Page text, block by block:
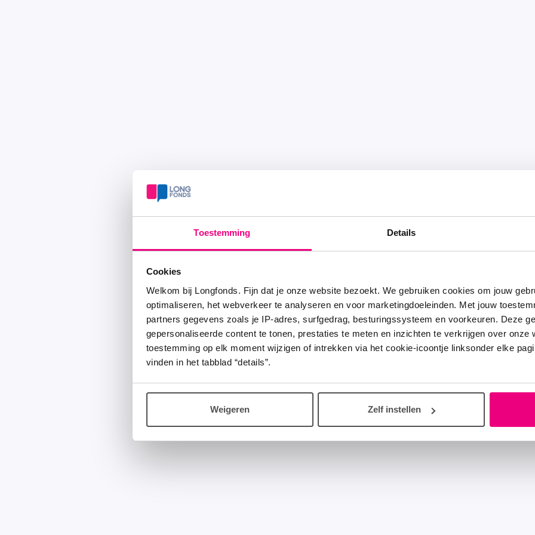
Toestemming Details
Cookies
Welkom bij Longfonds. Fijn dat je onze website bezoekt. We gebruiken cookies om jouw
optimaliseren, het webverkeer te analyseren en voor marketingdoeleinden. Met jouw
partners gegevens zoals je IP-adres, surfgedrag, besturingssysteem en voorkeuren. Deze
gepersonaliseerde content te tonen, prestaties te meten en inzichten te verkrijgen over onze
toestemming op elk moment wijzigen of intrekken via het cookie-icoontje linksonder elke
vinden in het tabblad “details”.
Weigeren Zelf instellen